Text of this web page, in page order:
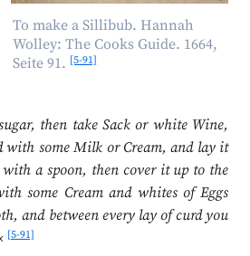
To make a Sillibub. Hannah
Wolley: The Cooks Guide. 1664,
Seite 91. [5-91]
then take Sack or white Wine,
with some Milk or Cream, and lay it
a spoon, then cover it up to the
some Cream and whites of Eggs
and between every lay of curd you
[5-91]